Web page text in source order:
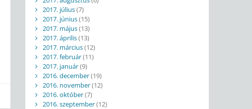
2017. július(7)
2017. június(15)
2017. május(13)
2017. április(13)
2017. március(12)
2017. február(11)
2017. január(9)
2016. december(19)
2016. november(12)
2016. október(7)
2016. szeptember(12)